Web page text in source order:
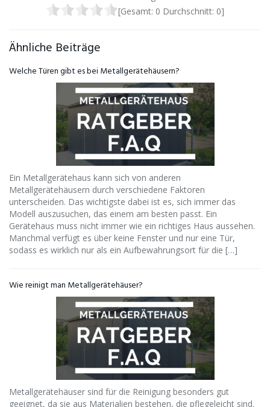
[Gesamt: 0 Durchschnitt: 0]
Ähnliche Beiträge
Welche Türen gibt es bei Metallgerätehäusern?
Ein Metallgerätehaus kann sich von anderen
Metallgerätehäusern durch verschiedene Faktoren
unterscheiden. Das wichtigste dabei ist es, sich immer das
Modell auszusuchen, das einem am besten passt. Ein
Gerätehaus muss nicht immer wie ein richtiges Haus aussehen.
Manchmal verfügt es über keine Fenster und nur eine Tür,
sodass es wirklich nur als ein Aufbewahrungsort für die […]
Wie reinigt man Metallgerätehäuser?
Metallgerätehäuser sind für die Reinigung besonders gut
geeignet, da sie aus Materialien bestehen, die pflegeleicht sind.